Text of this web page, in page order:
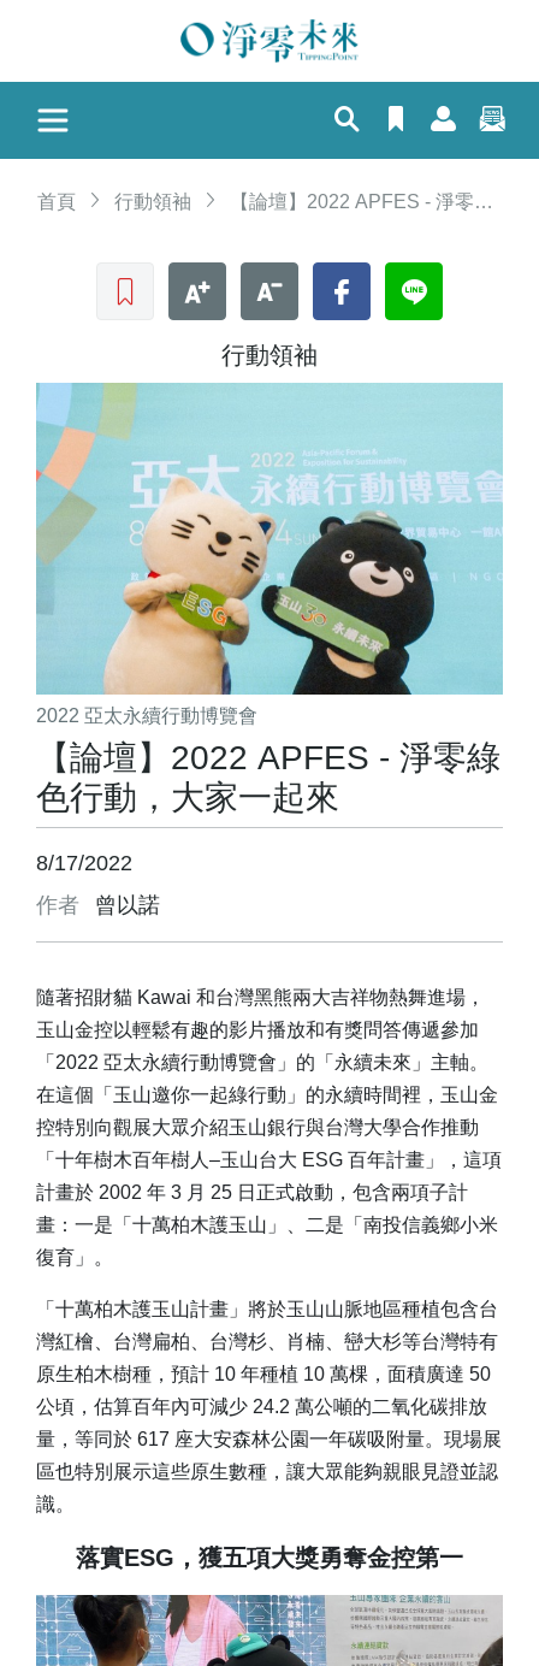
首頁 行動領袖 【論壇】2022 APFES - 淨零綠色行動，大家一起來
收藏文章 文字加大 文字縮小 Facebook
行動領袖
2022 亞太永續行動博覽會
【論壇】2022 APFES - 淨零綠
色行動，大家一起來
8/17/2022
作者
曾以諾
隨著招財貓 Kawai 和台灣黑熊兩大吉祥物熱舞進場，
玉山金控以輕鬆有趣的影片播放和有獎問答傳遞參加
「2022 亞太永續行動博覽會」的「永續未來」主軸。
在這個「玉山邀你一起綠行動」的永續時間裡，玉山金
控特別向觀展大眾介紹玉山銀行與台灣大學合作推動
「十年樹木百年樹人–玉山台大 ESG 百年計畫」，這項
計畫於 2002 年 3 月 25 日正式啟動，包含兩項子計
畫：一是「十萬柏木護玉山」、二是「南投信義鄉小米
復育」。
「十萬柏木護玉山計畫」將於玉山山脈地區種植包含台
灣紅檜、台灣扁柏、台灣杉、肖楠、巒大杉等台灣特有
原生柏木樹種，預計 10 年種植 10 萬棵，面積廣達 50
公頃，估算百年內可減少 24.2 萬公噸的二氧化碳排放
量，等同於 617 座大安森林公園一年碳吸附量。現場展
區也特別展示這些原生數種，讓大眾能夠親眼見證並認
識。
落實ESG，獲五項大獎勇奪金控第一